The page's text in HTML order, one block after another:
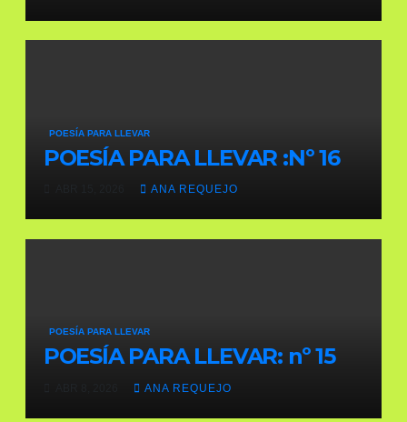
POESÍA PARA LLEVAR
POESÍA PARA LLEVAR :Nº 16
ANA REQUEJO
POESÍA PARA LLEVAR
POESÍA PARA LLEVAR: nº 15
ANA REQUEJO